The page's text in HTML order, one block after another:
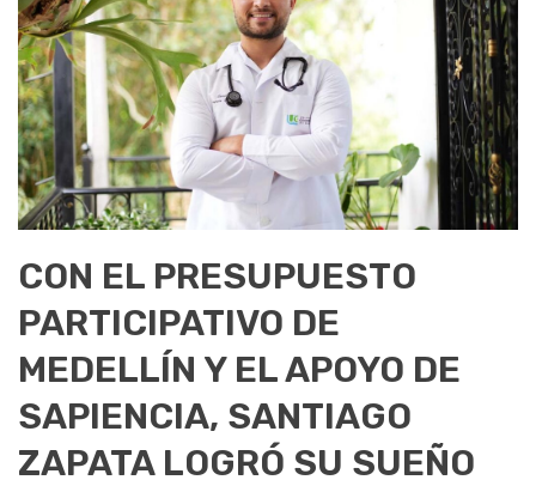
CON EL PRESUPUESTO
PARTICIPATIVO DE
MEDELLÍN Y EL APOYO DE
SAPIENCIA, SANTIAGO
ZAPATA LOGRÓ SU SUEÑO